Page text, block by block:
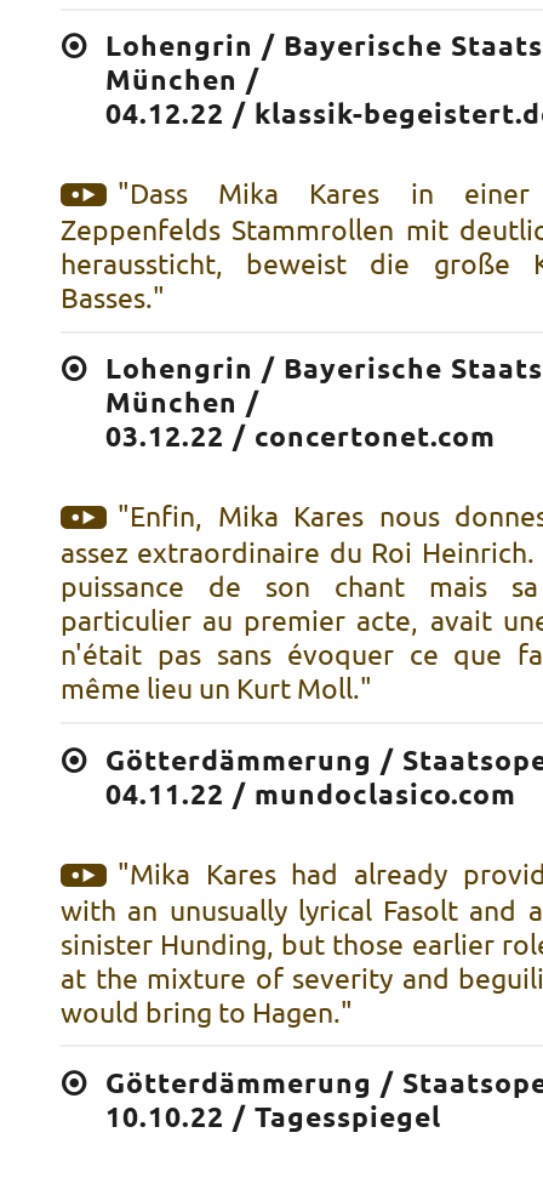
Lohengrin / Bayerische
München /
04.12.22 / klassik-
"Dass Mika Kares in
Zeppenfelds Stammrollen mit
heraussticht, beweist die große
Basses."
Lohengrin / Bayerische
München /
03.12.22 / concertonet.com
"Enfin, Mika Kares nous
assez extraordinaire du Roi
puissance de son chant mais
particulier au premier acte, avait
n'était pas sans évoquer ce que
même lieu un Kurt Moll."
Götterdämmerung /
04.11.22 / mundoclasico.com
"Mika Kares had already
with an unusually lyrical Fasolt and
sinister Hunding, but those earlier
at the mixture of severity and
would bring to Hagen."
Götterdämmerung /
10.10.22 / Tagesspiegel